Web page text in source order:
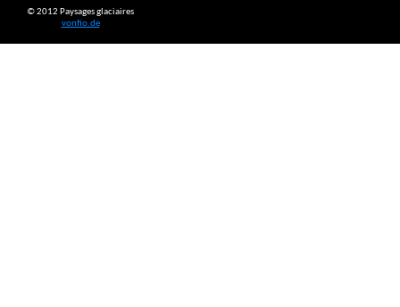
© 2012 Paysages glaciaires
vonfio.de